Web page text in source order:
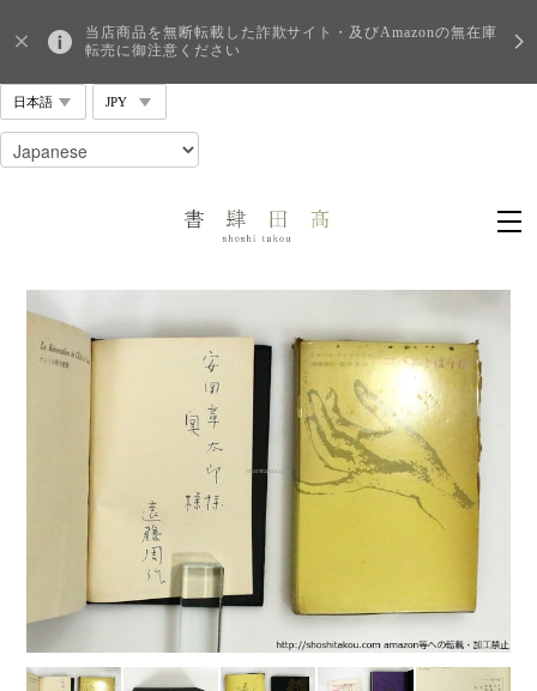
当店商品を無断転載した詐欺サイト・及びAmazonの無在庫
転売に御注意ください